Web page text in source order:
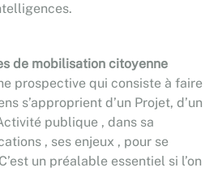
de mobilisation citoyenne
prospective qui consiste à faire
s’approprient d’un Projet, d’un
publique , dans sa
, ses enjeux , pour se
un préalable essentiel si l’on